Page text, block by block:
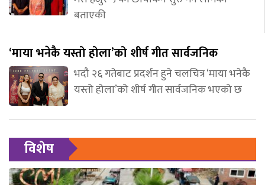
बताएकी
‘माया भनेकै यस्तो होला’को शीर्ष गीत सार्वजनिक
भदौ २६ गतेबाट प्रदर्शन हुने चलचित्र ‘माया भनेकै
यस्तो होला’को शीर्ष गीत सार्वजनिक भएको छ
विशेष